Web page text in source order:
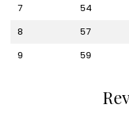
7
54
8
57
9
59